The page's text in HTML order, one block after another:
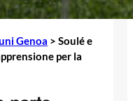
Genoa > Soulé e
per la